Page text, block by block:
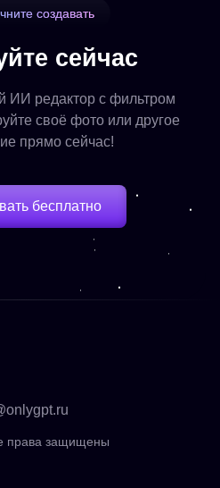
создавать
сейчас
ИИ редактор с фильтром
своё фото или другое
прямо сейчас!
бесплатно
права защищены